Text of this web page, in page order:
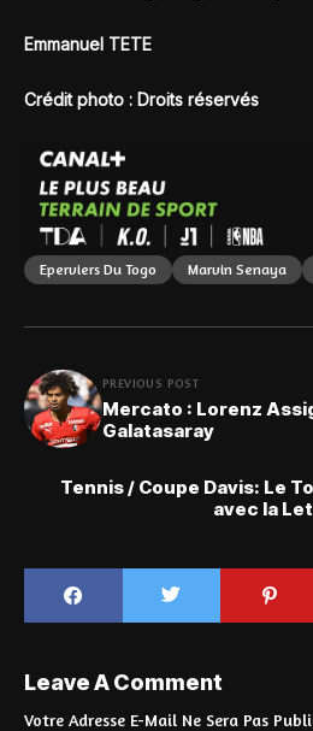
Emmanuel TETE
Crédit photo : Droits réservés
Eperviers Du Togo Marvin Senaya
PREVIOUS POST
Mercato : Lorenz
Galatasaray
Tennis / Coupe Davis: Le
avec la
Leave A Comment
Votre Adresse E-Mail Ne Sera Pas